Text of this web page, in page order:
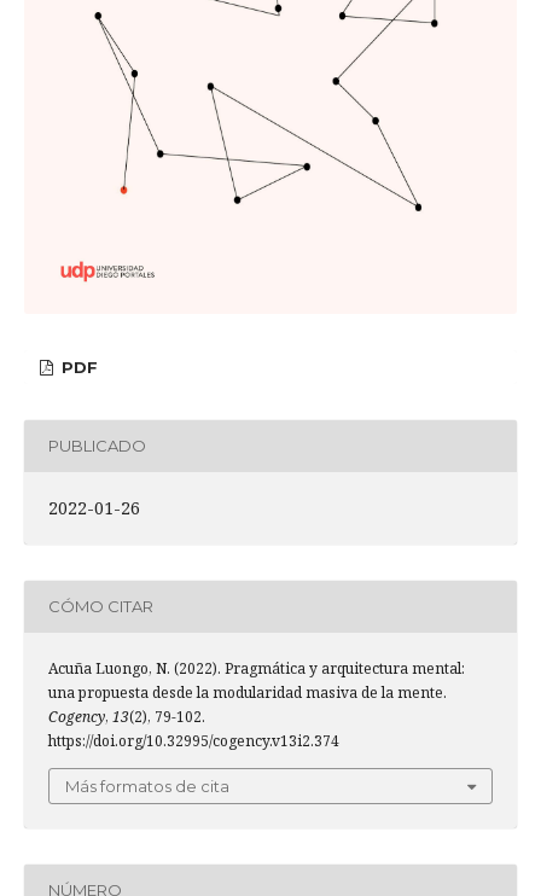
PDF
PUBLICADO
2022-01-26
CÓMO CITAR
Acuña Luongo, N. (2022). Pragmática y arquitectura mental:
una propuesta desde la modularidad masiva de la mente.
Cogency, 13(2), 79-102.
https://doi.org/10.32995/cogency.v13i2.374
Más formatos de cita
NÚMERO